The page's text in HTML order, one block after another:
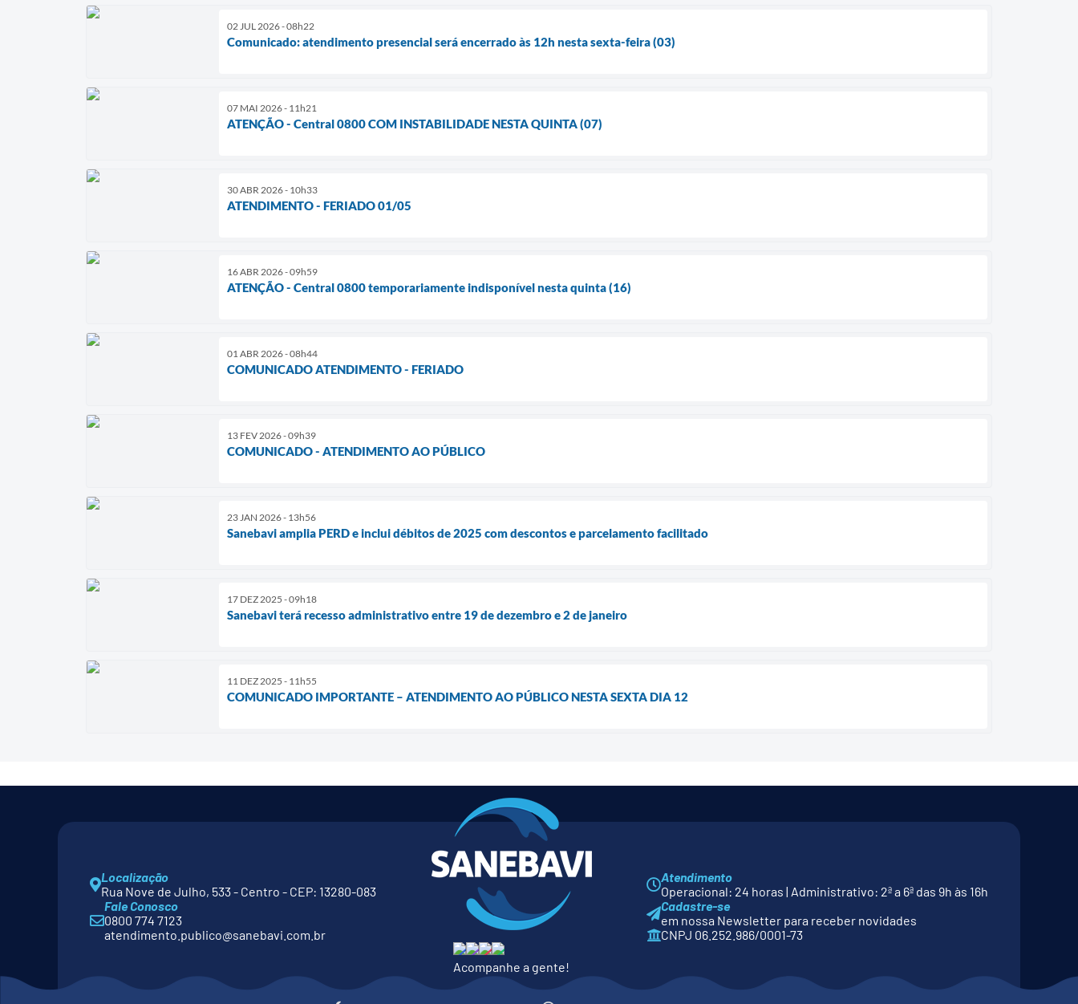
02 JUL 2026 - 08h22
Comunicado: atendimento presencial será encerrado às 12h nesta sexta-feira (03)
07 MAI 2026 - 11h21
ATENÇÃO - Central 0800 COM INSTABILIDADE NESTA QUINTA (07)
30 ABR 2026 - 10h33
ATENDIMENTO - FERIADO 01/05
16 ABR 2026 - 09h59
ATENÇÃO - Central 0800 temporariamente indisponível nesta quinta (16)
01 ABR 2026 - 08h44
COMUNICADO ATENDIMENTO - FERIADO
13 FEV 2026 - 09h39
COMUNICADO - ATENDIMENTO AO PÚBLICO
23 JAN 2026 - 13h56
Sanebavi amplia PERD e inclui débitos de 2025 com descontos e parcelamento facilitado
17 DEZ 2025 - 09h18
Sanebavi terá recesso administrativo entre 19 de dezembro e 2 de janeiro
11 DEZ 2025 - 11h55
COMUNICADO IMPORTANTE – ATENDIMENTO AO PÚBLICO NESTA SEXTA DIA 12
Localização
Rua Nove de Julho, 533 - Centro - CEP: 13280-083
Fale Conosco
0800 774 7123
atendimento.publico@sanebavi.com.br
Acompanhe a gente!
Atendimento
Operacional: 24 horas | Administrativo: 2ª a 6ª das 9h às 16h
Cadastre-se
em nossa Newsletter para receber novidades
CNPJ 06.252.986/0001-73